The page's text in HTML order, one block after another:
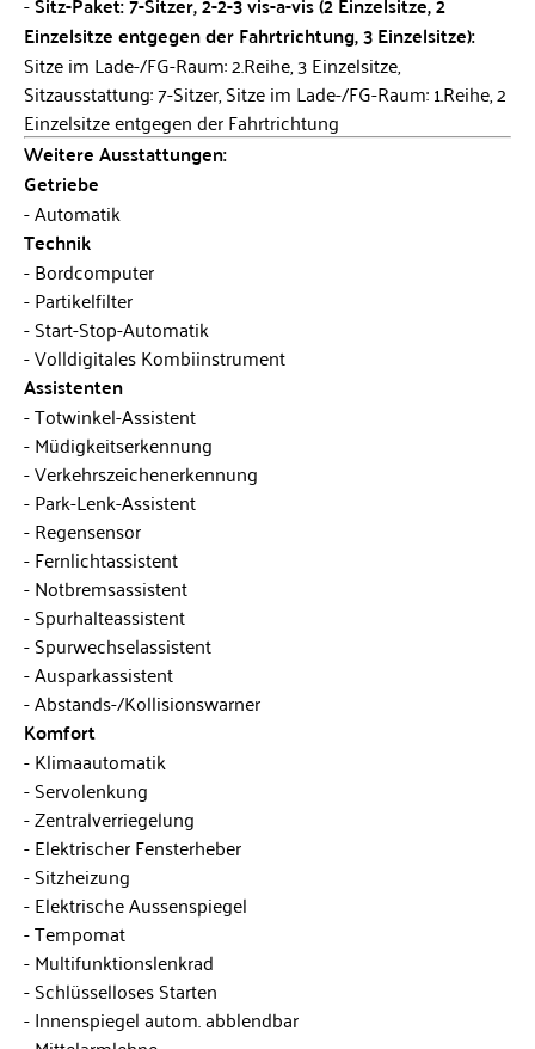
Einzelsitze entgegen der Fahrtrichtung, 3 Einzelsitze):
Sitze im Lade-/FG-Raum: 2.Reihe, 3 Einzelsitze,
Sitzausstattung: 7-Sitzer, Sitze im Lade-/FG-Raum: 1.Reihe, 2
Einzelsitze entgegen der Fahrtrichtung
Weitere Ausstattungen:
Getriebe
Automatik
Technik
Bordcomputer
Partikelfilter
Start-Stop-Automatik
Volldigitales Kombiinstrument
Assistenten
Totwinkel-Assistent
Müdigkeitserkennung
Verkehrszeichenerkennung
Park-Lenk-Assistent
Regensensor
Fernlichtassistent
Notbremsassistent
Spurhalteassistent
Spurwechselassistent
Ausparkassistent
Abstands-/Kollisionswarner
Komfort
Klimaautomatik
Servolenkung
Zentralverriegelung
Elektrischer Fensterheber
Sitzheizung
Elektrische Aussenspiegel
Tempomat
Multifunktionslenkrad
Schlüsselloses Starten
Innenspiegel autom. abblendbar